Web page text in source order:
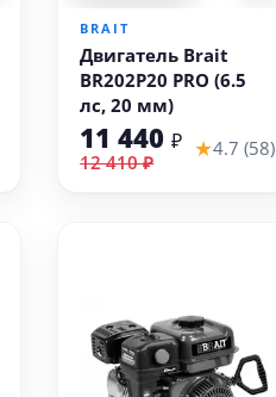
BRAIT
Двигатель Brait
BR202P20 PRO (6.5
лс, 20 мм)
11 440₽
12 410 ₽ ★4.7 (58)